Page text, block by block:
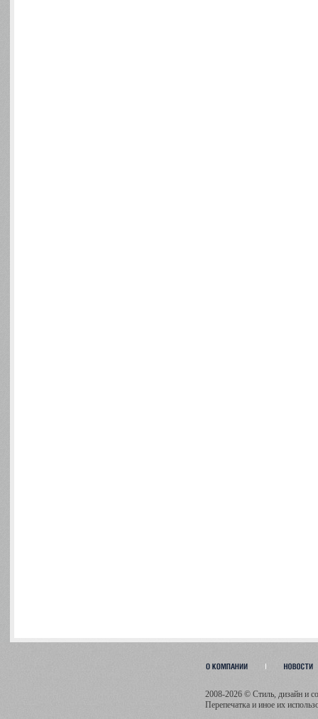
2008-2026 © Стиль, дизайн и
Перепечатка и иное их